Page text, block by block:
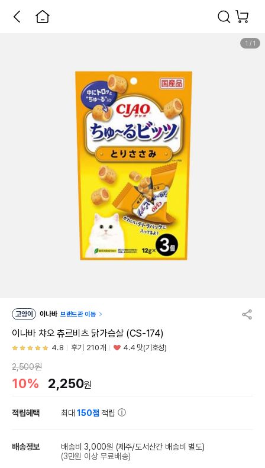
1 / 1
고양이 이나바 브랜드관 이동
이나바 챠오 츄르비츠 닭가슴살 (CS-174)
4.8 후기 210개 4.4 맛(기호성)
2,500원
10% 2,250원
적립혜택 최대150점 적립
배송정보 배송비 3,000원 (제주/도서산간 배송비 별도)
(3만원 이상 무료배송)